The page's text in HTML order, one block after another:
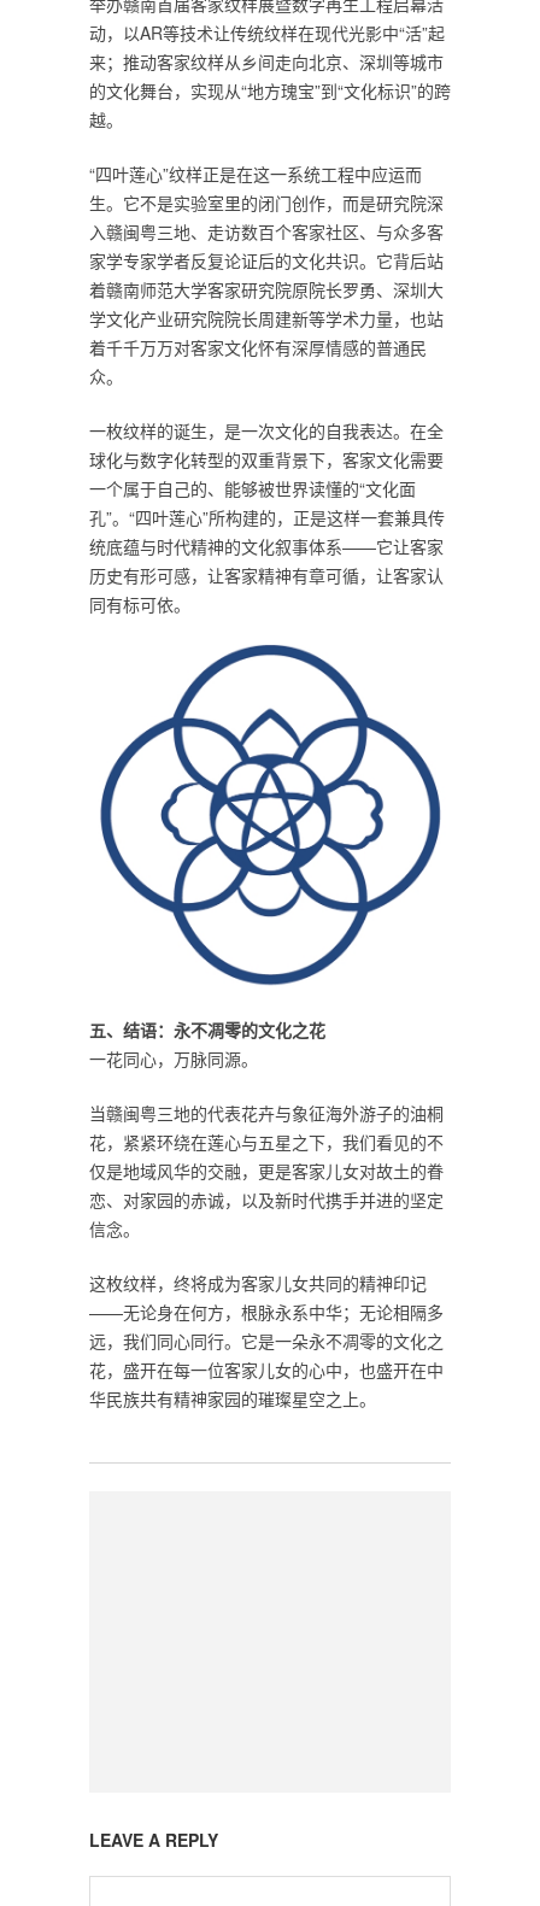
动，以AR等技术让传统纹样在现代光影中“活”起
来；推动客家纹样从乡间走向北京、深圳等城市
的文化舞台，实现从“地方瑰宝”到“文化标识”的跨
越。
“四叶莲心”纹样正是在这一系统工程中应运而
生。它不是实验室里的闭门创作，而是研究院深
入赣闽粤三地、走访数百个客家社区、与众多客
家学专家学者反复论证后的文化共识。它背后站
着赣南师范大学客家研究院原院长罗勇、深圳大
学文化产业研究院院长周建新等学术力量，也站
着千千万万对客家文化怀有深厚情感的普通民
众。
一枚纹样的诞生，是一次文化的自我表达。在全
球化与数字化转型的双重背景下，客家文化需要
一个属于自己的、能够被世界读懂的“文化面
孔”。“四叶莲心”所构建的，正是这样一套兼具传
统底蕴与时代精神的文化叙事体系——它让客家
历史有形可感，让客家精神有章可循，让客家认
同有标可依。
五、结语：永不凋零的文化之花
一花同心，万脉同源。
当赣闽粤三地的代表花卉与象征海外游子的油桐
花，紧紧环绕在莲心与五星之下，我们看见的不
仅是地域风华的交融，更是客家儿女对故土的眷
恋、对家园的赤诚，以及新时代携手并进的坚定
信念。
这枚纹样，终将成为客家儿女共同的精神印记
——无论身在何方，根脉永系中华；无论相隔多
远，我们同心同行。它是一朵永不凋零的文化之
花，盛开在每一位客家儿女的心中，也盛开在中
华民族共有精神家园的璀璨星空之上。
LEAVE A REPLY